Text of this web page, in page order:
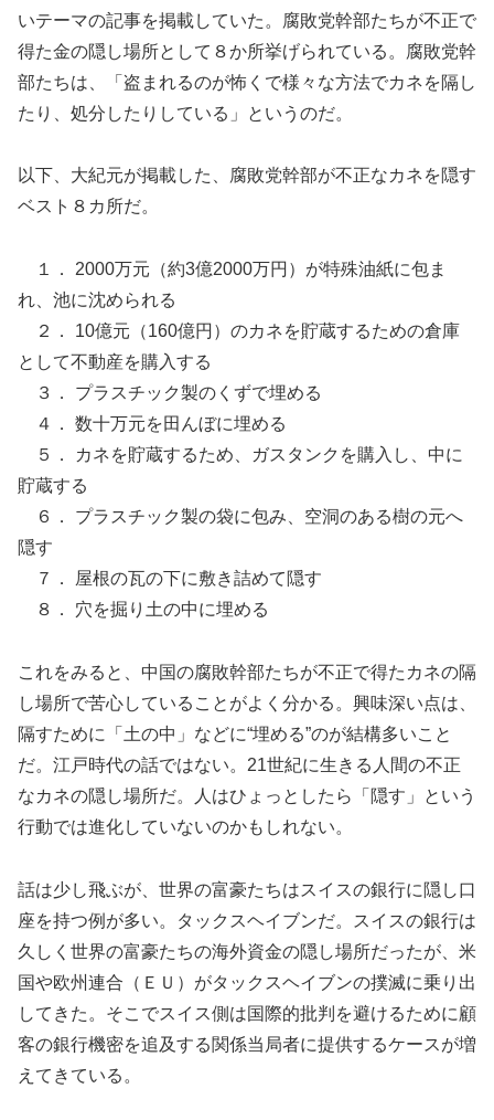
いテーマの記事を掲載していた。腐敗党幹部たちが不正で
得た金の隠し場所として８か所挙げられている。腐敗党幹
部たちは、「盗まれるのが怖くで様々な方法でカネを隔し
たり、処分したりしている」というのだ。
以下、大紀元が掲載した、腐敗党幹部が不正なカネを隠す
ベスト８カ所だ。
１． 2000万元（約3億2000万円）が特殊油紙に包ま
れ、池に沈められる
２． 10億元（160億円）のカネを貯蔵するための倉庫
として不動産を購入する
３． プラスチック製のくずで埋める
４． 数十万元を田んぼに埋める
５． カネを貯蔵するため、ガスタンクを購入し、中に
貯蔵する
６． プラスチック製の袋に包み、空洞のある樹の元へ
隠す
７． 屋根の瓦の下に敷き詰めて隠す
８． 穴を掘り土の中に埋める
これをみると、中国の腐敗幹部たちが不正で得たカネの隔
し場所で苦心していることがよく分かる。興味深い点は、
隔すために「土の中」などに“埋める”のが結構多いこと
だ。江戸時代の話ではない。21世紀に生きる人間の不正
なカネの隠し場所だ。人はひょっとしたら「隠す」という
行動では進化していないのかもしれない。
話は少し飛ぶが、世界の富豪たちはスイスの銀行に隠し口
座を持つ例が多い。タックスヘイブンだ。スイスの銀行は
久しく世界の富豪たちの海外資金の隠し場所だったが、米
国や欧州連合（ＥＵ）がタックスヘイブンの撲滅に乗り出
してきた。そこでスイス側は国際的批判を避けるために顧
客の銀行機密を追及する関係当局者に提供するケースが増
えてきている。